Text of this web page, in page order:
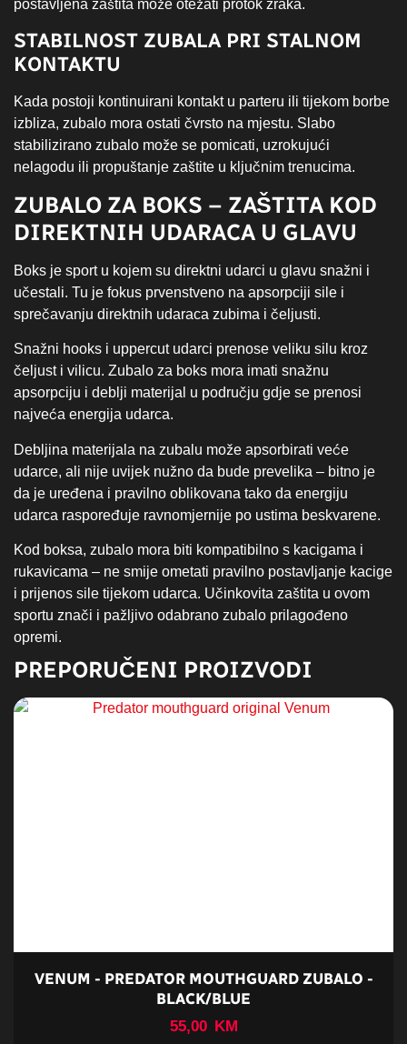
postavljena zaštita može otežati protok zraka.
STABILNOST ZUBALA PRI STALNOM
KONTAKTU
Kada postoji kontinuirani kontakt u parteru ili tijekom borbe
izbliza, zubalo mora ostati čvrsto na mjestu. Slabo
stabilizirano zubalo može se pomicati, uzrokujući
nelagodu ili propuštanje zaštite u ključnim trenucima.
ZUBALO ZA BOKS – ZAŠTITA KOD
DIREKTNIH UDARACA U GLAVU
Boks je sport u kojem su direktni udarci u glavu snažni i
učestali. Tu je fokus prvenstveno na apsorpciji sile i
sprečavanju direktnih udaraca zubima i čeljusti.
Snažni hooks i uppercut udarci prenose veliku silu kroz
čeljust i vilicu. Zubalo za boks mora imati snažnu
apsorpciju i deblji materijal u području gdje se prenosi
najveća energija udarca.
Debljina materijala na zubalu može apsorbirati veće
udarce, ali nije uvijek nužno da bude prevelika – bitno je
da je uređena i pravilno oblikovana tako da energiju
udarca raspoređuje ravnomjernije po ustima beskvarene.
Kod boksa, zubalo mora biti kompatibilno s kacigama i
rukavicama – ne smije ometati pravilno postavljanje kacige
i prijenos sile tijekom udarca. Učinkovita zaštita u ovom
sportu znači i pažljivo odabrano zubalo prilagođeno
opremi.
PREPORUČENI PROIZVODI
VENUM - PREDATOR MOUTHGUARD ZUBALO -
BLACK/BLUE
55,00 KM